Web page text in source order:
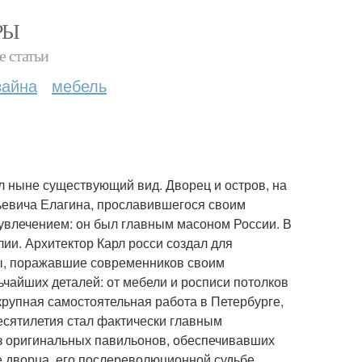
статьи
мебель
ныне существующий вид. Дворец и остров, на
Елагина, прославившегося своим
он был главным масоном России. В
Архитектор Карл росси создал для
современников своим
деталей: от мебели и росписи потолков
самостоятельная работа в Петербурге,
стал фактически главным
павильонов, обеспечивавших